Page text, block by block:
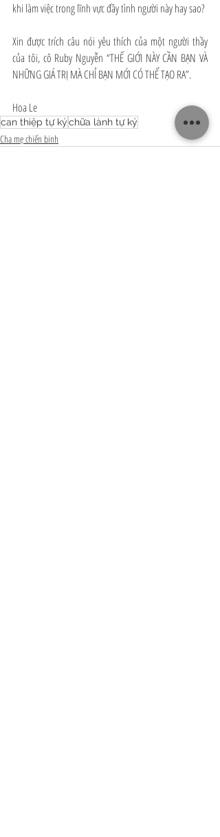
khi làm việc trong lĩnh vực đầy tình người này hay sao?
Xin được trích câu nói yêu thích của một người thầy
của tôi, cô Ruby Nguyễn “THẾ GIỚI NÀY CẦN BẠN VÀ
NHỮNG GIÁ TRỊ MÀ CHỈ BẠN MỚI CÓ THỂ TẠO RA”.
Hoa Le
can thiệp tự kỷchữa lành tự kỷ
Cha mẹ chiến binh